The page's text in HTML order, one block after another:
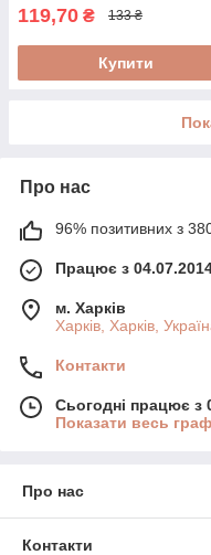
119,70 ₴ 133 ₴
Купити
Про нас
96% позитивних з 380
Працює з
м. Харків
Харків, Харків,
Контакти
Сьогодні працює з
Показати весь
Про нас
Контакти